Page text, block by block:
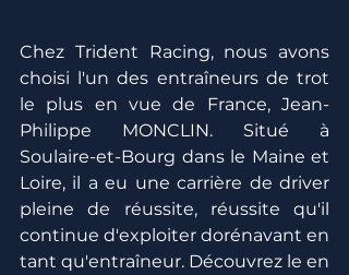
Chez Trident Racing, nous avons
choisi l'un des entraîneurs de trot
le plus en vue de France, Jean-
Philippe MONCLIN. Situé à
Soulaire-et-Bourg dans le Maine et
Loire, il a eu une carrière de driver
pleine de réussite, réussite qu'il
continue d'exploiter dorénavant en
tant qu'entraîneur. Découvrez le en